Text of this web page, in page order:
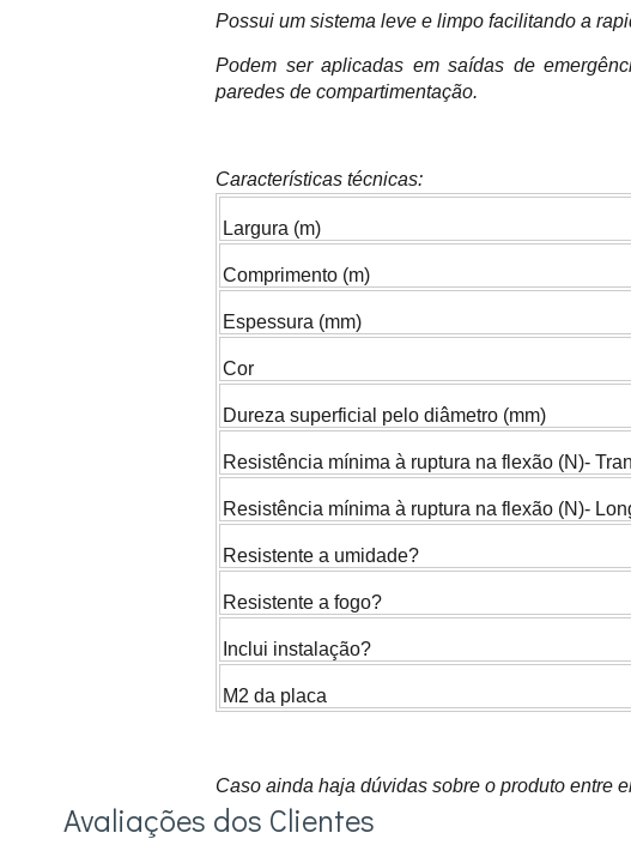
Possui um sistema leve e limpo facilitando a
Podem ser aplicadas em saídas de
paredes de compartimentação.
Características técnicas:
Largura (m)
Comprimento (m)
Espessura (mm)
Cor
Dureza superficial pelo diâmetro (mm)
Resistência mínima à ruptura na flexão (N)-
Resistência mínima à ruptura na flexão (N)-
Resistente a umidade?
Resistente a fogo?
Inclui instalação?
M2 da placa
Caso ainda haja dúvidas sobre o produto entre
Avaliações dos Clientes